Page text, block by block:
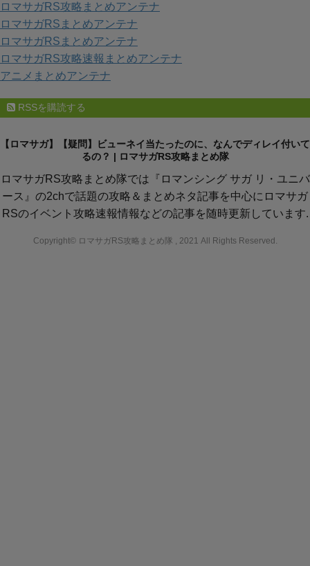
ロマサガRS攻略まとめアンテナ
ロマサガRSまとめアンテナ
ロマサガRSまとめアンテナ
ロマサガRS攻略速報まとめアンテナ
アニメまとめアンテナ
RSSを購読する
【ロマサガ】【疑問】ビューネイ当たったのに、なんでディレイ付いて
るの？ | ロマサガRS攻略まとめ隊
ロマサガRS攻略まとめ隊では『ロマンシング サガ リ・ユニバ
ース』の2chで話題の攻略＆まとめネタ記事を中心にロマサガ
RSのイベント攻略速報情報などの記事を随時更新しています.
Copyright© ロマサガRS攻略まとめ隊 , 2021 All Rights Reserved.